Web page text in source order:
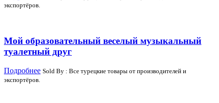
экспортёров.
Мой образовательный веселый музыкальный
туалетный друг
Подробнее Sold By : Все турецкие товары от производителей и
экспортёров.